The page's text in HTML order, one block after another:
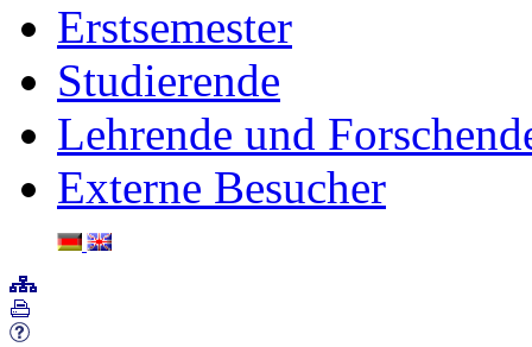
Erstsemester
Studierende
Lehrende und
Externe Besucher